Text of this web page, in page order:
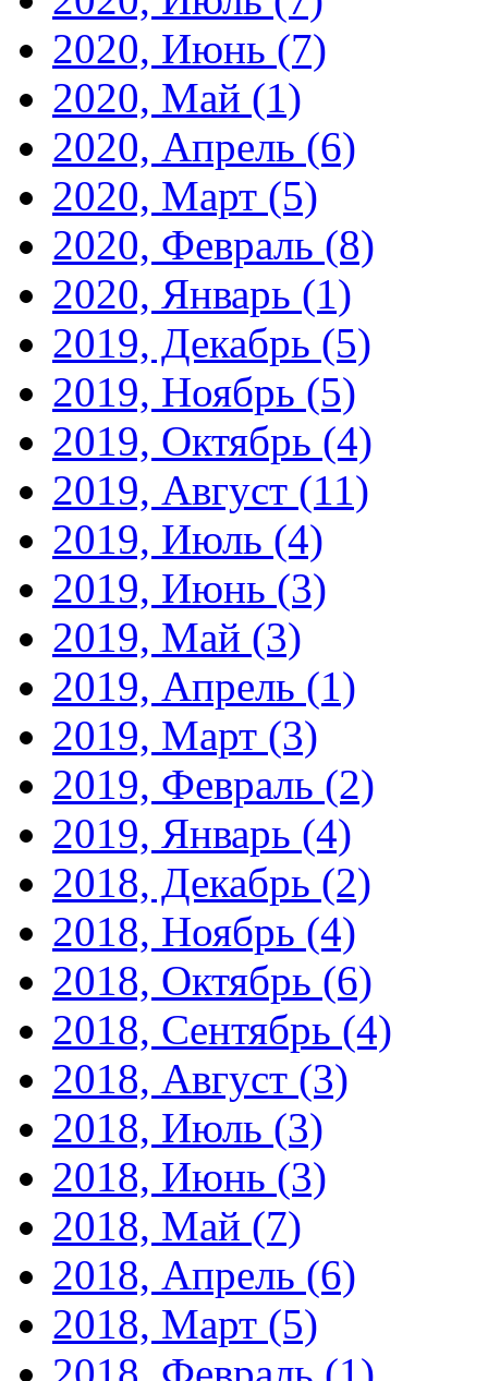
2020, Июнь (7)
2020, Май (1)
2020, Апрель (6)
2020, Март (5)
2020, Февраль (8)
2020, Январь (1)
2019, Декабрь (5)
2019, Ноябрь (5)
2019, Октябрь (4)
2019, Август (11)
2019, Июль (4)
2019, Июнь (3)
2019, Май (3)
2019, Апрель (1)
2019, Март (3)
2019, Февраль (2)
2019, Январь (4)
2018, Декабрь (2)
2018, Ноябрь (4)
2018, Октябрь (6)
2018, Сентябрь (4)
2018, Август (3)
2018, Июль (3)
2018, Июнь (3)
2018, Май (7)
2018, Апрель (6)
2018, Март (5)